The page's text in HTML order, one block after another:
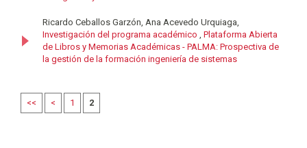
Ricardo Ceballos Garzón, Ana Acevedo Urquiaga,
Investigación del programa académico , Plataforma Abierta
de Libros y Memorias Académicas - PALMA: Prospectiva de
la gestión de la formación ingeniería de sistemas
<< < 1 2